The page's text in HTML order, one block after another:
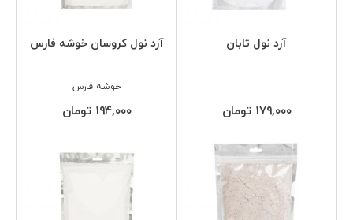
آرد نول تابان
۱۷۹,۰۰۰ تومان
آرد نول کروسان خوشه فارس
خوشه فارس
۱۹۴,۰۰۰ تومان